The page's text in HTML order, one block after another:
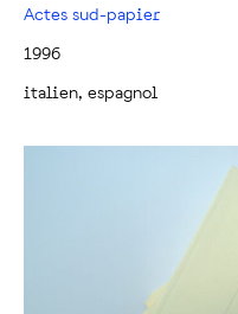
Actes sud-papier
1996
italien, espagnol